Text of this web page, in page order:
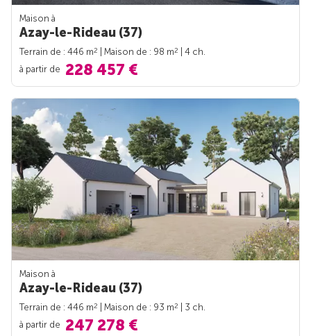
Maison à
Azay-le-Rideau (37)
Terrain de : 446 m2 | Maison de : 98 m2
| 4 ch.
à partir de 228 457 €
Maison à
Azay-le-Rideau (37)
Terrain de : 446 m2 | Maison de : 93 m2
| 3 ch.
à partir de 247 278 €